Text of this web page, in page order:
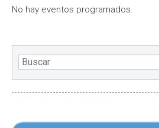
No hay eventos programados.